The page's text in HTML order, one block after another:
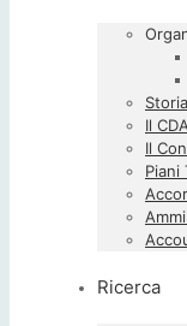
Storia
Il CDA
Il
Piani
Ricerca